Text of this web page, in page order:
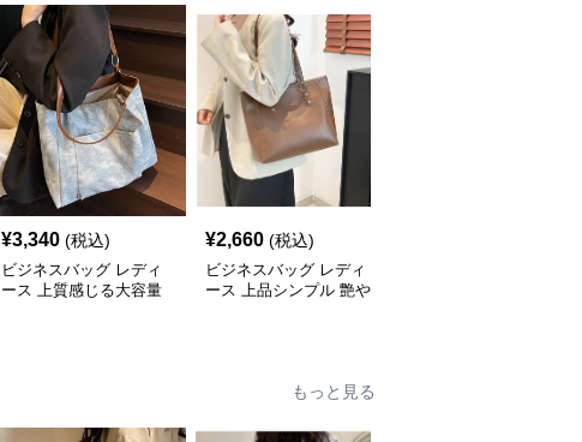
¥3,340 (税込)
ビジネスバッグ レディ
ース 上質感じる大容量
¥2,660 (税込)
ビジネスバッグ レディ
ース 上品シンプル 艶や
もっと見る